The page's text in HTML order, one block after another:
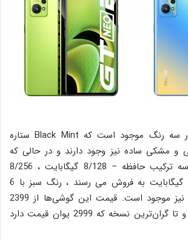
ریلمی GT Neo2 در سه رنگ موجود است که Black Mint ستاره
و مشکی ساده نیز وجود دارند و در حالی که
همه رنگها در این سه ترکیب حافظه – 8/128 گیگابایت ، 8/256
گیگابایت و 12/256 گیگابایت به فروش می رسند ، رنگ سبز با 6
گیگابایت حافظه رم نیز موجود است. قیمت این گوشی‌ها از 2399
یوآن شروع می‌شود و تا گران‌ترین نسخه که 2999 یوان قیمت دارد